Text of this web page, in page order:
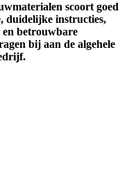
scoort goed
duidelijke instructies,
en betrouwbare
bij aan de algehele